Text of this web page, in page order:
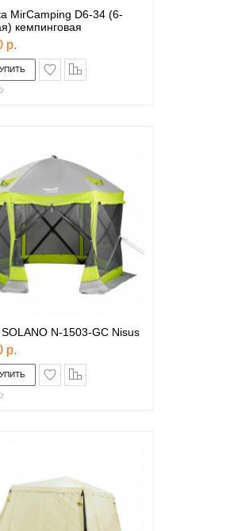
MirCamping D6-34 (6-
кемпинговая
р.
в закладки
N-1503-GC Nisus
р.
в закладки